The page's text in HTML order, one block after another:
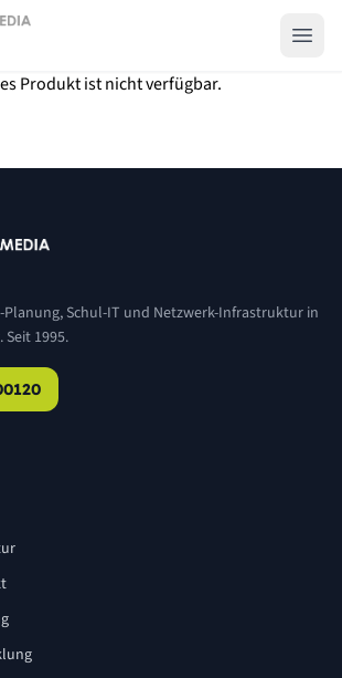
Produkt ist nicht verfügbar.
Planung, Schul-IT und Netzwerk-Infrastruktur in
1995.